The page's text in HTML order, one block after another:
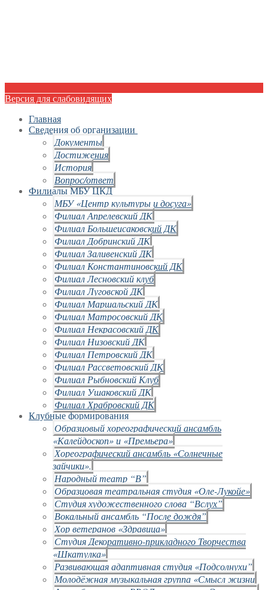
Версия для слабовидящих
Главная
Сведения об организации
Документы
Достижения
История
Вопрос/ответ
Филиалы МБУ ЦКД
МБУ «Центр культуры и досуга»
Филиал Апрелевский ДК
Филиал Большеисаковский ДК
Филиал Добринский ДК
Филиал Заливенский ДК
Филиал Константиновский ДК
Филиал Лесновский клуб
Филиал Луговской ДК
Филиал Маршальский ДК
Филиал Матросовский ДК
Филиал Некрасовский ДК
Филиал Низовский ДК
Филиал Петровский ДК
Филиал Рассветовский ДК
Филиал Рыбновский Клуб
Филиал Ушаковский ДК
Филиал Храбровский ДК
Клубные формирования
Образцовый хореографический ансамбль
«Калейдоскоп» и «Премьера»
Хореографический ансамбль «Солнечные
зайчики».
Народный театр “В”
Образцовая театральная студия «Оле-Лукойе»
Студия художественного слова “Вслух”
Вокальный ансамбль “После дождя”
Хор ветеранов «Здравица»
Студия Декоративно-прикладного Творчества
«Шкатулка»
Развивающая адаптивная студия «Подсолнухи”
Молодёжная музыкальная группа «Смысл жизни